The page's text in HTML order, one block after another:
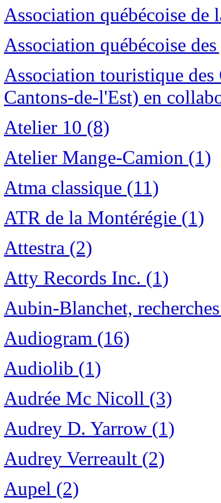
Association québécoise de
Association québécoise
Association touristique
Cantons-de-l'Est) en
Atelier 10 (8)
Atelier Mange-Camion (1)
Atma classique (11)
ATR de la Montérégie (1)
Attestra (2)
Atty Records Inc. (1)
Aubin-Blanchet,
Audiogram (16)
Audiolib (1)
Audrée Mc Nicoll (3)
Audrey D. Yarrow (1)
Audrey Verreault (2)
Aupel (2)